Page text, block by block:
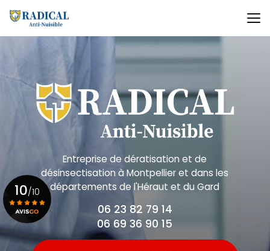
au
contenu
principal
Entreprise de dératisation et de
désinsectisationà Montpellier et dans les
départements de l'Héraut et du Gard
06 23 82 79 14
06 69 36 90 15
10/10
Voir le certificat